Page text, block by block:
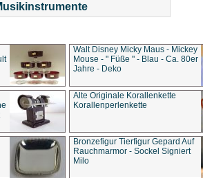
Walt Disney Micky Maus - Mickey
Mouse - " Füße " - Blau - Ca. 80er
Jahre - Deko
Alte Originale Korallenkette
Korallenperlenkette
Bronzefigur Tierfigur Gepard Auf
Rauchmarmor - Sockel Signiert
Milo